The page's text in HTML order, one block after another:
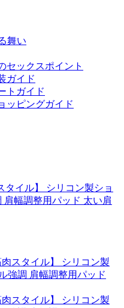
舞い
セックスポイント
ガイド
トガイド
ッピングガイド
タイル】 シリコン製ショ
肩幅調整用パッド 太い肩